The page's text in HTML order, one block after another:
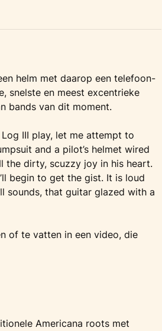
helm met daarop een telefoon-
snelste en meest excentrieke
bands van dit moment.
III play, let me attempt to
and a pilot’s helmet wired
the dirty, scuzzy joy in his heart.
begin to get the gist. It is loud
sounds, that guitar glazed with a
of te vatten in een video, die
Americana roots met